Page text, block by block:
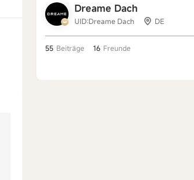
Dreame Dach
UID:Dreame Dach DE
55 Beiträge 16 Freunde